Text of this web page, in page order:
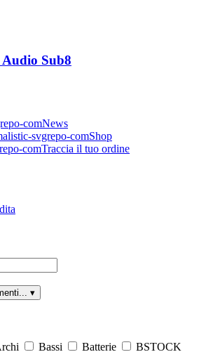
Sub8
News
Shop
Traccia il tuo ordine
▾
Bassi Batterie
BSTOCK